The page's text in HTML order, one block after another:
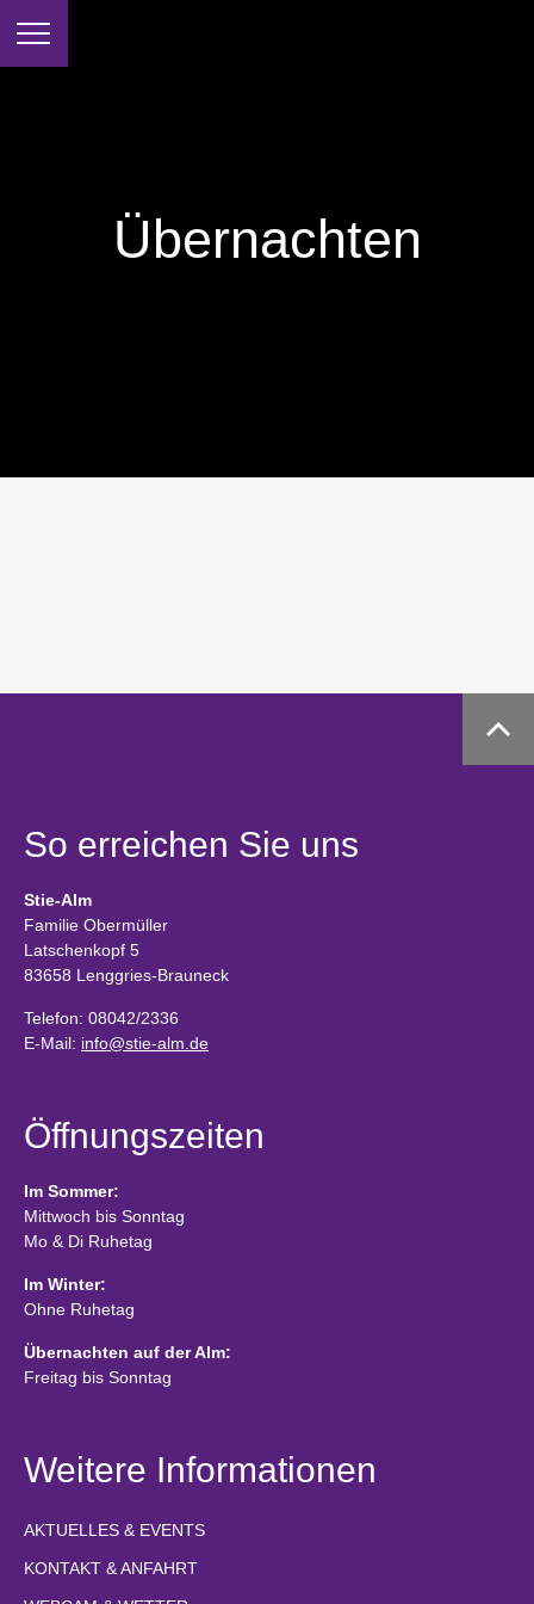
Übernachten
So erreichen Sie uns
Stie-Alm
Familie Obermüller
Latschenkopf 5
83658 Lenggries-Brauneck
Telefon: 08042/2336
E-Mail: info@stie-alm.de
Öffnungszeiten
Im Sommer:
Mittwoch bis Sonntag
Mo & Di Ruhetag
Im Winter:
Ohne Ruhetag
Übernachten auf der Alm:
Freitag bis Sonntag
Weitere Informationen
AKTUELLES & EVENTS
KONTAKT & ANFAHRT